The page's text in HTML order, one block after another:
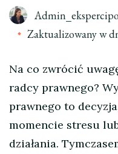
Zaktualizowany w
Na co zwrócić
radcy prawnego?
prawnego to
momencie stresu
działania.